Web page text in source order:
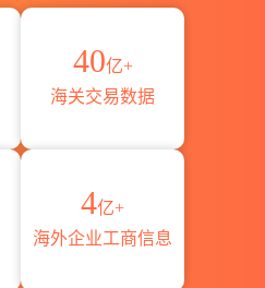
40亿+
海关交易数据
4亿+
海外企业工商信息